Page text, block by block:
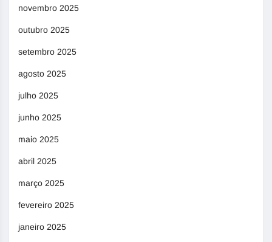
novembro 2025
outubro 2025
setembro 2025
agosto 2025
julho 2025
junho 2025
maio 2025
abril 2025
março 2025
fevereiro 2025
janeiro 2025